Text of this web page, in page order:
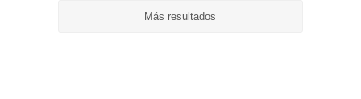
Más resultados